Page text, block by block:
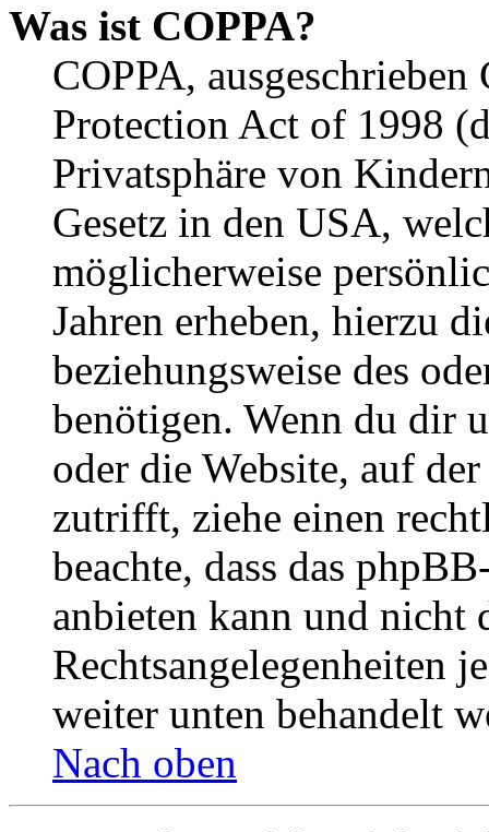
Was ist COPPA?
COPPA,
Protection Act of 1998
Privatsphäre von
Gesetz in den USA,
möglicherweise
Jahren erheben, hierzu
beziehungsweise des
benötigen. Wenn du dir
oder die Website, auf
zutrifft, ziehe einen
beachte, dass das
anbieten kann und nicht
Rechtsangelegenheiten
weiter unten behandelt
Nach oben